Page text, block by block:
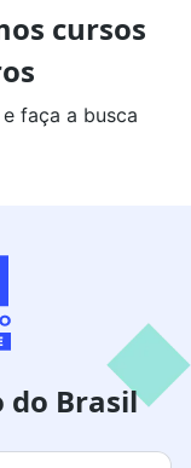
cursos
faça a busca
do Brasil